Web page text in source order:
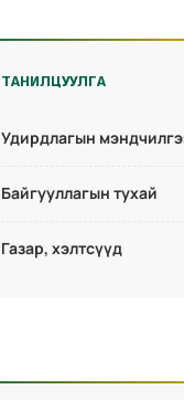
ТАНИЛЦУУЛГА
Удирдлагын
Байгууллагын тухай
Газар, хэлтсүүд